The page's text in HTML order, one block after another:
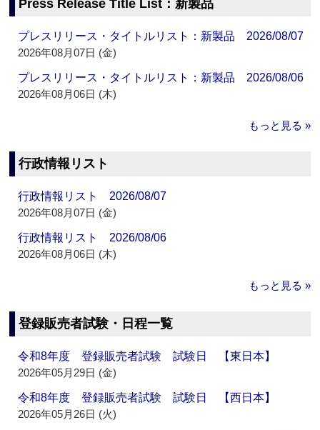
Press Release Title List：新製品
プレスリリース・タイトルリスト：新製品 2026/08/07
2026年08月07日 (金)
プレスリリース・タイトルリスト：新製品 2026/08/06
2026年08月06日 (木)
もっと見る »
行政情報リスト
行政情報リスト 2026/08/07
2026年08月07日 (金)
行政情報リスト 2026/08/06
2026年08月06日 (木)
もっと見る »
登録販売者試験・日程一覧
令和8年度 登録販売者試験 試験日 【東日本】
2026年05月29日 (金)
令和8年度 登録販売者試験 試験日 【西日本】
2026年05月26日 (火)